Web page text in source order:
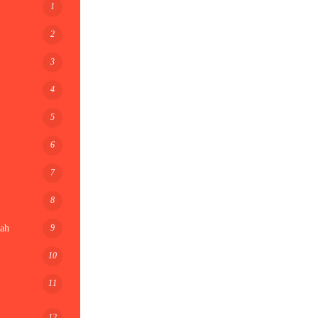
1
2
3
4
5
6
7
8
9
10
11